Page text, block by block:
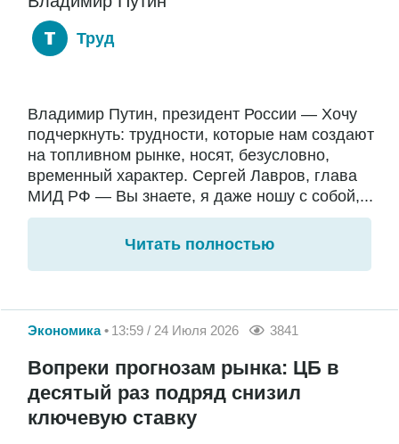
Труд
Владимир Путин, президент России — Хочу
подчеркнуть: трудности, которые нам создают
на топливном рынке, носят, безусловно,
временный характер. Сергей Лавров, глава
МИД РФ — Вы знаете, я даже ношу с собой,...
Читать полностью
Экономика 13:59 / 24 Июля 2026 3841
Вопреки прогнозам рынка: ЦБ в
десятый раз подряд снизил
ключевую ставку